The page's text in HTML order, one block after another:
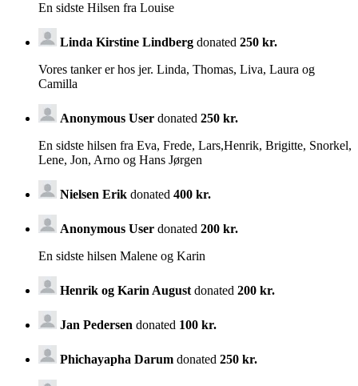
En sidste Hilsen fra Louise
Linda Kirstine Lindberg donated 250 kr.
Vores tanker er hos jer. Linda, Thomas, Liva, Laura og
Camilla
Anonymous User donated 250 kr.
En sidste hilsen fra Eva, Frede, Lars,Henrik, Brigitte, Snorkel,
Lene, Jon, Arno og Hans Jørgen
Nielsen Erik donated 400 kr.
Anonymous User donated 200 kr.
En sidste hilsen Malene og Karin
Henrik og Karin Augustdonated 200 kr.
Jan Pedersen donated 100 kr.
Phichayapha Darum donated 250 kr.